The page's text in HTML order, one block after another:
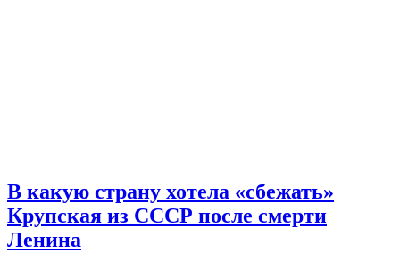
В какую страну хотела «сбежать»
Крупская из СССР после смерти
Ленина